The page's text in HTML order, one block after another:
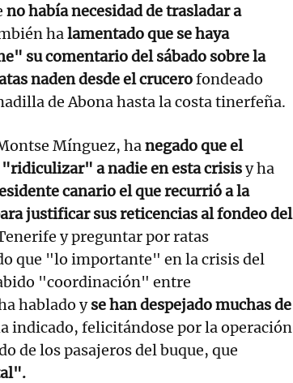
no había necesidad de trasladar a
halamentado que se haya
su comentario del sábado sobre la
naden desde el crucerofondeado
de Abona hasta la costa tinerfeña.
Mínguez, hanegado que el
a nadie en esta crisisy ha
canario el que recurrió a la
justificar sus reticencias al fondeo del
y preguntar por ratas
que "lo importante" en la crisis del
"coordinación" entre
hablado yse han despejado muchas de
indicado, felicitándose por la operación
de los pasajeros del buque, que